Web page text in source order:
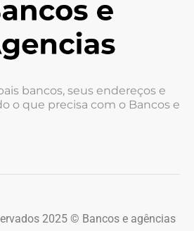
bancos, seus endereços e
o que precisa com o Bancos e
2025 © Bancos e agências